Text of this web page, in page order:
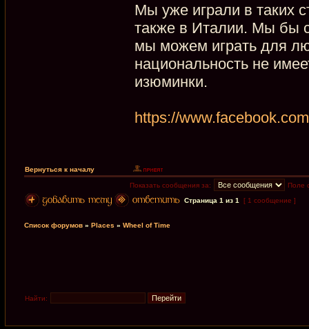
Мы уже играли в таких
также в Италии. Мы бы
мы можем играть для
национальность не
изюминки.
https://
Вернуться к началу
Показать сообщения за:
Поле
Страница 1 из 1 [ 1 сообщение ]
Список форумов » Places » Wheel of Time
Найти: